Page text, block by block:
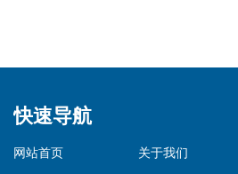
快速导航
网站首页 关于我们